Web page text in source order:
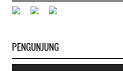
PENGUNJUNG